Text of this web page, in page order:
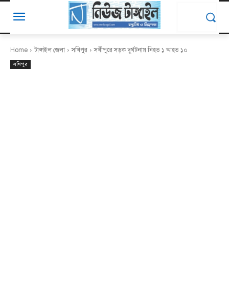
Home টাঙ্গাইল জেলা সখিপুর সখীপুরে সড়ক দুর্ঘটনায় নিহত ১ আহত ১০
সখিপুর